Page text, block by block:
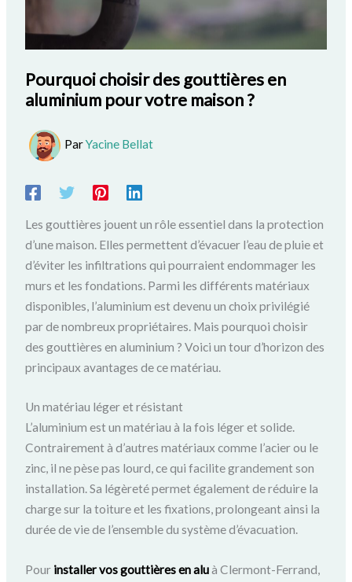
Pourquoi choisir des gouttières en
aluminium pour votre maison ?
ParYacine Bellat
Les gouttières jouent un rôle essentiel dans la protection
d’une maison. Elles permettent d’évacuer l’eau de pluie et
d’éviter les infiltrations qui pourraient endommager les
murs et les fondations. Parmi les différents matériaux
disponibles, l’aluminium est devenu un choix privilégié
par de nombreux propriétaires. Mais pourquoi choisir
des gouttières en aluminium ? Voici un tour d’horizon des
principaux avantages de ce matériau.
Un matériau léger et résistant
L’aluminium est un matériau à la fois léger et solide.
Contrairement à d’autres matériaux comme l’acier ou le
zinc, il ne pèse pas lourd, ce qui facilite grandement son
installation. Sa légèreté permet également de réduire la
charge sur la toiture et les fixations, prolongeant ainsi la
durée de vie de l’ensemble du système d’évacuation.
Pour installer vos gouttières en aluà Clermont-Ferrand,